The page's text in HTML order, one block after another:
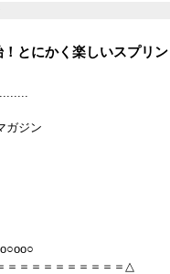
とにかく楽しいスプリ
ジン
＝＝＝＝＝＝＝＝＝＝△